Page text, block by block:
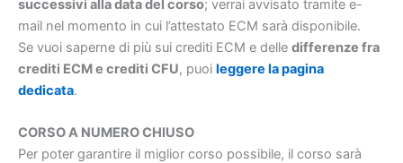
successivi alla data del corso; verrai avvisato tramite e-
mail nel momento in cui l’attestato ECM sarà disponibile.
Se vuoi saperne di più sui crediti ECM e delle differenze fra
crediti ECM e crediti CFU, puoi leggere la pagina
dedicata.
CORSO A NUMERO CHIUSO
Per poter garantire il miglior corso possibile, il corso sarà